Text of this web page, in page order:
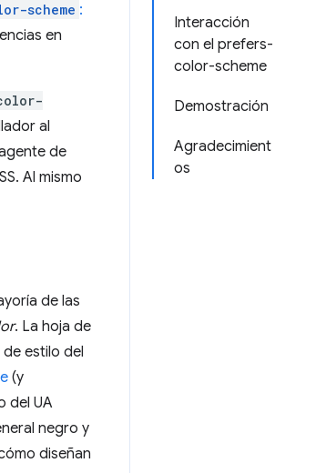
Interacción
con el prefers-
color-scheme
Demostración
Agradecimient
os
scheme :
en
al
de
Al mismo
de las
. La hoja de
estilo del
(y
del UA
negro y
diseñan